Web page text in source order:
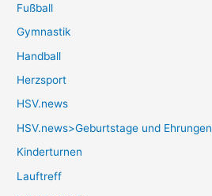
Fußball
Gymnastik
Handball
Herzsport
HSV.news
HSV.news>Geburtstage und Ehrungen
Kinderturnen
Lauftreff